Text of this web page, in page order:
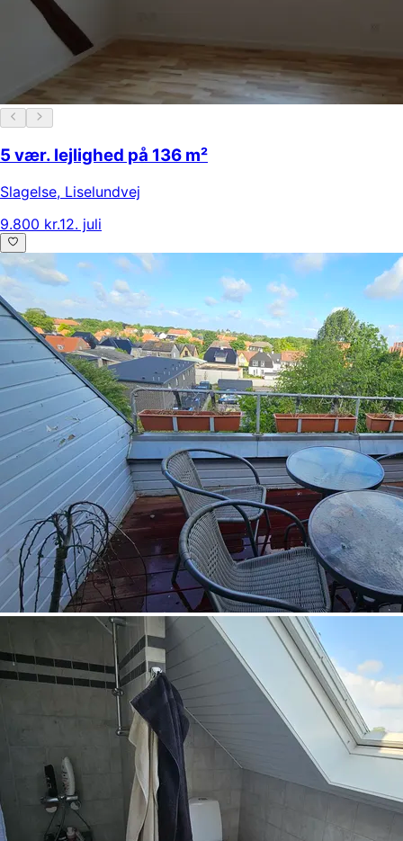
5 vær. lejlighed på 136 m²
Slagelse, Liselundvej
9.800 kr.12. juli